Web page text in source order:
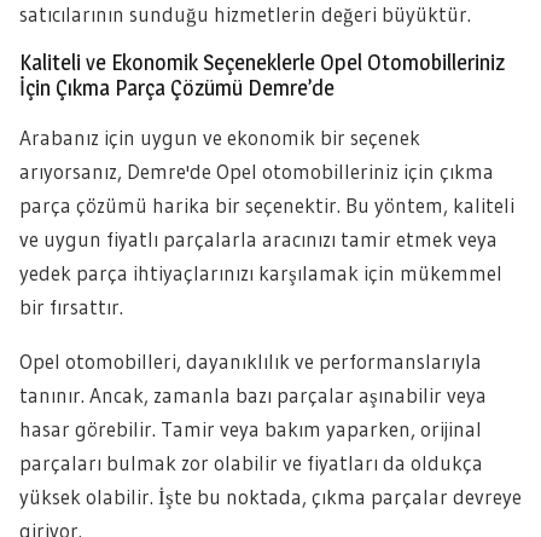
satıcılarının sunduğu hizmetlerin değeri büyüktür.
Kaliteli ve Ekonomik Seçeneklerle Opel Otomobilleriniz
İçin Çıkma Parça Çözümü Demre’de
Arabanız için uygun ve ekonomik bir seçenek
arıyorsanız, Demre'de Opel otomobilleriniz için çıkma
parça çözümü harika bir seçenektir. Bu yöntem, kaliteli
ve uygun fiyatlı parçalarla aracınızı tamir etmek veya
yedek parça ihtiyaçlarınızı karşılamak için mükemmel
bir fırsattır.
Opel otomobilleri, dayanıklılık ve performanslarıyla
tanınır. Ancak, zamanla bazı parçalar aşınabilir veya
hasar görebilir. Tamir veya bakım yaparken, orijinal
parçaları bulmak zor olabilir ve fiyatları da oldukça
yüksek olabilir. İşte bu noktada, çıkma parçalar devreye
giriyor.